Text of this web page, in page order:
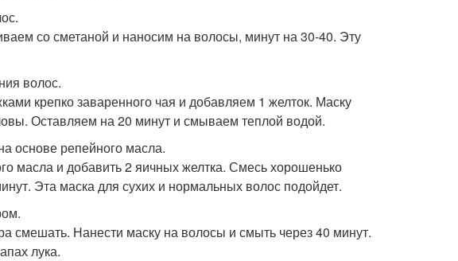
со сметаной и наносим на волосы, минут на 30-40. Эту
волос.
крепко заваренного чая и добавляем 1 желток. Маску
Оставляем на 20 минут и смываем теплой водой.
основе репейного масла.
масла и добавить 2 яичных желтка. Смесь хорошенько
Эта маска для сухих и нормальных волос подойдет.
смешать. Нанести маску на волосы и смыть через 40 минут.
лука.